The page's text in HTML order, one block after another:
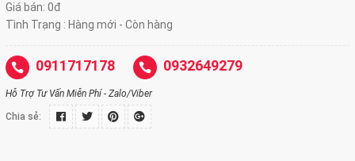
Giá bán: 0đ
Tình Trạng : Hàng mới - Còn hàng
0911717178 0932649279
Hỗ Trợ Tư Vấn Miễn Phí - Zalo/Viber
Chia sẻ: